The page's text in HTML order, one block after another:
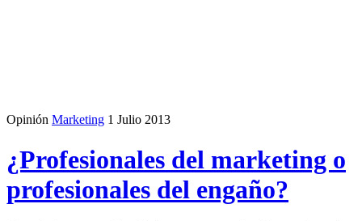
Opinión Marketing 1 Julio 2013
¿Profesionales del marketing o
profesionales del engaño?